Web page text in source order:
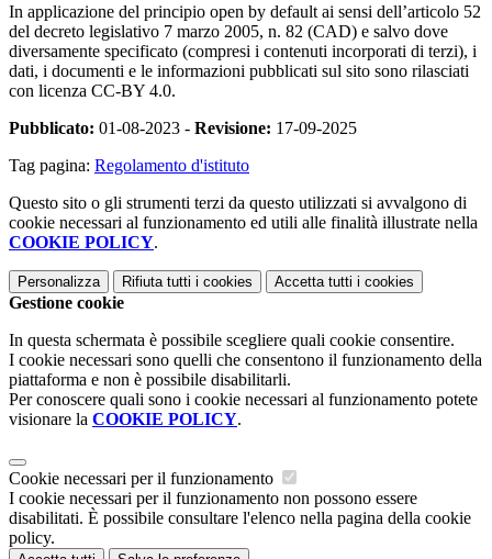
In applicazione del principio open by default ai sensi dell’articolo 52
del decreto legislativo 7 marzo 2005, n. 82 (CAD) e salvo dove
diversamente specificato (compresi i contenuti incorporati di terzi), i
dati, i documenti e le informazioni pubblicati sul sito sono rilasciati
con licenza CC-BY 4.0.
Pubblicato: 01-08-2023 - Revisione: 17-09-2025
Tag pagina: Regolamento d'istituto
Questo sito o gli strumenti terzi da questo utilizzati si avvalgono di
cookie necessari al funzionamento ed utili alle finalità illustrate nella
COOKIE POLICY.
Personalizza Rifiuta tutti i cookies Accetta tutti i cookies
Gestione cookie
In questa schermata è possibile scegliere quali cookie consentire.
I cookie necessari sono quelli che consentono il funzionamento della
piattaforma e non è possibile disabilitarli.
Per conoscere quali sono i cookie necessari al funzionamento potete
visionare la COOKIE POLICY.
Cookie necessari per il funzionamento
I cookie necessari per il funzionamento non possono essere
disabilitati. È possibile consultare l'elenco nella pagina della cookie
policy.